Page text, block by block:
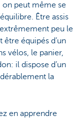
peut même se
Être assis
peu le
équipés d’un
vélos, le panier,
il dispose d’un
la
en apprendre